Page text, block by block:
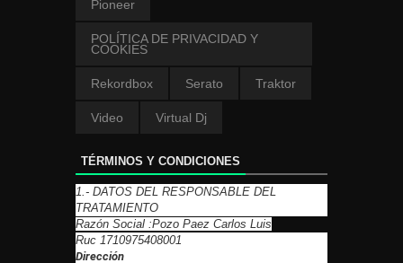
Pioneer
POLÍTICA DE PRIVACIDAD Y
COOKIES
Rekordbox Serato Traktor
Video Virtual Dj
TÉRMINOS Y CONDICIONES
1.- DATOS DEL RESPONSABLE DEL
TRATAMIENTO
Razón Social :Pozo Paez Carlos Luis
Ruc 1710975408001
Dirección